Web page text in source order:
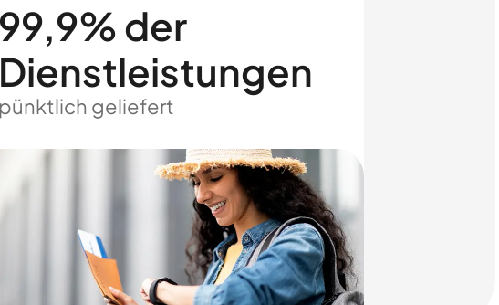
99,9% der
Dienstleistungen
pünktlich geliefert